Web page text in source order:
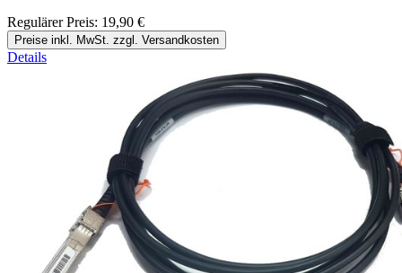
Regulärer Preis: 19,90 €
Preise inkl. MwSt. zzgl. Versandkosten
Details